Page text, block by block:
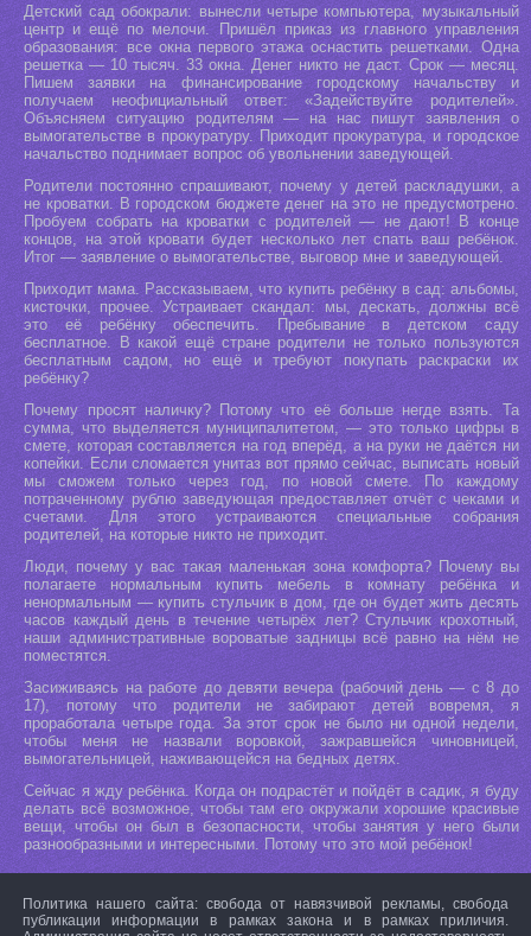
Детский сад обокрали: вынесли четыре компьютера, музыкальный
центр и ещё по мелочи. Пришёл приказ из главного управления
образования: все окна первого этажа оснастить решетками. Одна
решетка — 10 тысяч. 33 окна. Денег никто не даст. Срок — месяц.
Пишем заявки на финансирование городскому начальству и
получаем неофициальный ответ: «Задействуйте родителей».
Объясняем ситуацию родителям — на нас пишут заявления о
вымогательстве в прокуратуру. Приходит прокуратура, и городское
начальство поднимает вопрос об увольнении заведующей.
Родители постоянно спрашивают, почему у детей раскладушки, а
не кроватки. В городском бюджете денег на это не предусмотрено.
Пробуем собрать на кроватки с родителей — не дают! В конце
концов, на этой кровати будет несколько лет спать ваш ребёнок.
Итог — заявление о вымогательстве, выговор мне и заведующей.
Приходит мама. Рассказываем, что купить ребёнку в сад: альбомы,
кисточки, прочее. Устраивает скандал: мы, дескать, должны всё
это её ребёнку обеспечить. Пребывание в детском саду
бесплатное. В какой ещё стране родители не только пользуются
бесплатным садом, но ещё и требуют покупать раскраски их
ребёнку?
Почему просят наличку? Потому что её больше негде взять. Та
сумма, что выделяется муниципалитетом, — это только цифры в
смете, которая составляется на год вперёд, а на руки не даётся ни
копейки. Если сломается унитаз вот прямо сейчас, выписать новый
мы сможем только через год, по новой смете. По каждому
потраченному рублю заведующая предоставляет отчёт с чеками и
счетами. Для этого устраиваются специальные собрания
родителей, на которые никто не приходит.
Люди, почему у вас такая маленькая зона комфорта? Почему вы
полагаете нормальным купить мебель в комнату ребёнка и
ненормальным — купить стульчик в дом, где он будет жить десять
часов каждый день в течение четырёх лет? Стульчик крохотный,
наши административные вороватые задницы всё равно на нём не
поместятся.
Засиживаясь на работе до девяти вечера (рабочий день — с 8 до
17), потому что родители не забирают детей вовремя, я
проработала четыре года. За этот срок не было ни одной недели,
чтобы меня не назвали воровкой, зажравшейся чиновницей,
вымогательницей, наживающейся на бедных детях.
Сейчас я жду ребёнка. Когда он подрастёт и пойдёт в садик, я буду
делать всё возможное, чтобы там его окружали хорошие красивые
вещи, чтобы он был в безопасности, чтобы занятия у него были
разнообразными и интересными. Потому что это мой ребёнок!
Политика нашего сайта: свобода от навязчивой рекламы, свобода
публикации информации в рамках закона и в рамках приличия.